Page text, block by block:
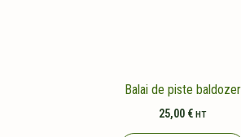
Balai de piste baldozer
25,00 € HT